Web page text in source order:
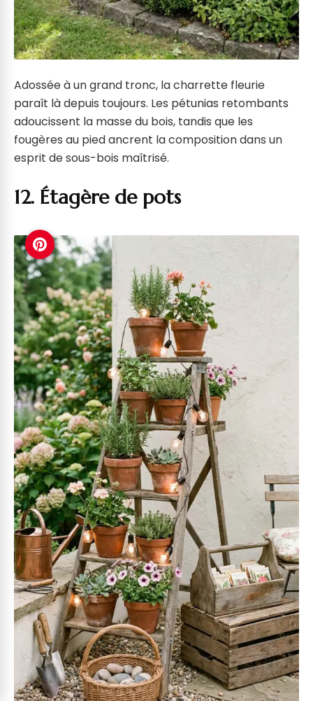
Adossée à un grand tronc, la charrette fleurie
paraît là depuis toujours. Les pétunias retombants
adoucissent la masse du bois, tandis que les
fougères au pied ancrent la composition dans un
esprit de sous-bois maîtrisé.
12. Étagère de pots